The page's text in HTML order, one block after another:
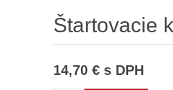
Štartovacie
14,70 € s DPH